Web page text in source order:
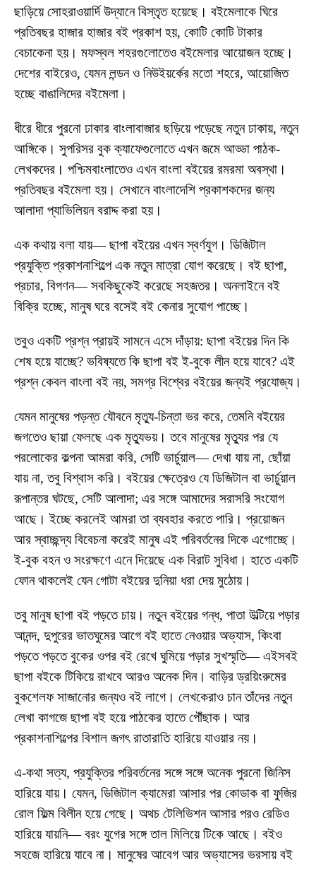
ছাড়িয়ে সোহরাওয়ার্দি উদ্যানে বিস্তৃত হয়েছে। বইমেলাকে ঘিরে
প্রতিবছর হাজার হাজার বই প্রকাশ হয়, কোটি কোটি টাকার
বেচাকেনা হয়। মফস্বল শহরগুলোতেও বইমেলার আয়োজন হচ্ছে।
দেশের বাইরেও, যেমন লন্ডন ও নিউইয়র্কের মতো শহরে, আয়োজিত
হচ্ছে বাঙালিদের বইমেলা।
ধীরে ধীরে পুরনো ঢাকার বাংলাবাজার ছড়িয়ে পড়েছে নতুন ঢাকায়, নতুন
আঙ্গিকে। সুপরিসর বুক ক্যাফেগুলোতে এখন জমে আড্ডা পাঠক-
লেখকদের। পশ্চিমবাংলাতেও এখন বাংলা বইয়ের রমরমা অবস্থা।
প্রতিবছর বইমেলা হয়। সেখানে বাংলাদেশি প্রকাশকদের জন্য
আলাদা প্যাভিলিয়ন বরাদ্দ করা হয়।
এক কথায় বলা যায়— ছাপা বইয়ের এখন স্বর্ণযুগ। ডিজিটাল
প্রযুক্তি প্রকাশনাশিল্পে এক নতুন মাত্রা যোগ করেছে। বই ছাপা,
প্রচার, বিপণন— সবকিছুকেই করেছে সহজতর। অনলাইনে বই
বিক্রি হচ্ছে, মানুষ ঘরে বসেই বই কেনার সুযোগ পাচ্ছে।
তবুও একটি প্রশ্ন প্রায়ই সামনে এসে দাঁড়ায়: ছাপা বইয়ের দিন কি
শেষ হয়ে যাচ্ছে? ভবিষ্যতে কি ছাপা বই ই-বুকে লীন হয়ে যাবে? এই
প্রশ্ন কেবল বাংলা বই নয়, সমগ্র বিশ্বের বইয়ের জন্যই প্রযোজ্য।
যেমন মানুষের পড়ন্ত যৌবনে মৃত্যু-চিন্তা ভর করে, তেমনি বইয়ের
জগতেও ছায়া ফেলছে এক মৃত্যুভয়। তবে মানুষের মৃত্যুর পর যে
পরলোকের কল্পনা আমরা করি, সেটি ভার্চুয়াল— দেখা যায় না, ছোঁয়া
যায় না, তবু বিশ্বাস করি। বইয়ের ক্ষেত্রেও যে ডিজিটাল বা ভার্চুয়াল
রূপান্তর ঘটছে, সেটি আলাদা; এর সঙ্গে আমাদের সরাসরি সংযোগ
আছে। ইচ্ছে করলেই আমরা তা ব্যবহার করতে পারি। প্রয়োজন
আর স্বাচ্ছন্দ্য বিবেচনা করেই মানুষ এই পরিবর্তনের দিকে এগোচ্ছে।
ই-বুক বহন ও সংরক্ষণে এনে দিয়েছে এক বিরাট সুবিধা। হাতে একটি
ফোন থাকলেই যেন গোটা বইয়ের দুনিয়া ধরা দেয় মুঠোয়।
তবু মানুষ ছাপা বই পড়তে চায়। নতুন বইয়ের গন্ধ, পাতা উল্টিয়ে পড়ার
আনন্দ, দুপুরের ভাতঘুমের আগে বই হাতে নেওয়ার অভ্যাস, কিংবা
পড়তে পড়তে বুকের ওপর বই রেখে ঘুমিয়ে পড়ার সুখস্মৃতি— এইসবই
ছাপা বইকে টিকিয়ে রাখবে আরও অনেক দিন। বাড়ির ড্রয়িংরুমের
বুকশেলফ সাজানোর জন্যও বই লাগে। লেখকেরাও চান তাঁদের নতুন
লেখা কাগজে ছাপা বই হয়ে পাঠকের হাতে পৌঁছাক। আর
প্রকাশনাশিল্পের বিশাল জগৎ রাতারাতি হারিয়ে যাওয়ার নয়।
এ-কথা সত্য, প্রযুক্তির পরিবর্তনের সঙ্গে সঙ্গে অনেক পুরনো জিনিস
হারিয়ে যায়। যেমন, ডিজিটাল ক্যামেরা আসার পর কোডাক বা ফুজির
রোল ফিল্ম বিলীন হয়ে গেছে। অথচ টেলিভিশন আসার পরও রেডিও
হারিয়ে যায়নি— বরং যুগের সঙ্গে তাল মিলিয়ে টিকে আছে। বইও
সহজে হারিয়ে যাবে না। মানুষের আবেগ আর অভ্যাসের ভরসায় বই